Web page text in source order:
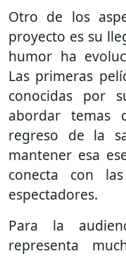
Otro de los
proyecto es su
humor ha
Las primeras
conocidas por
abordar temas
regreso de la
mantener esa
conecta con
espectadores.
Para la
representa